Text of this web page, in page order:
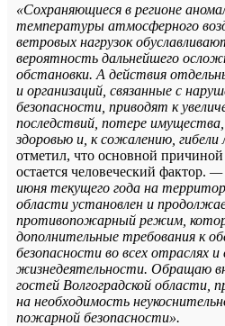
«Сохраняющиеся в регионе
температуры атмосферного
ветровых нагрузок
вероятность дальнейшего
обстановки. А действия
и организаций, связанные с
безопасности, приводят к
последствий, потере
здоровью и, к сожалению, гибели
отметил, что основной
остается человеческий фактор. —
июня текущего года на
области установлен и
противопожарный режим,
дополнительные требования к
безопасности во всех отраслях и
жизнедеятельности. Обращаю
гостей Волгоградской области,
на необходимость
пожарной безопасности».